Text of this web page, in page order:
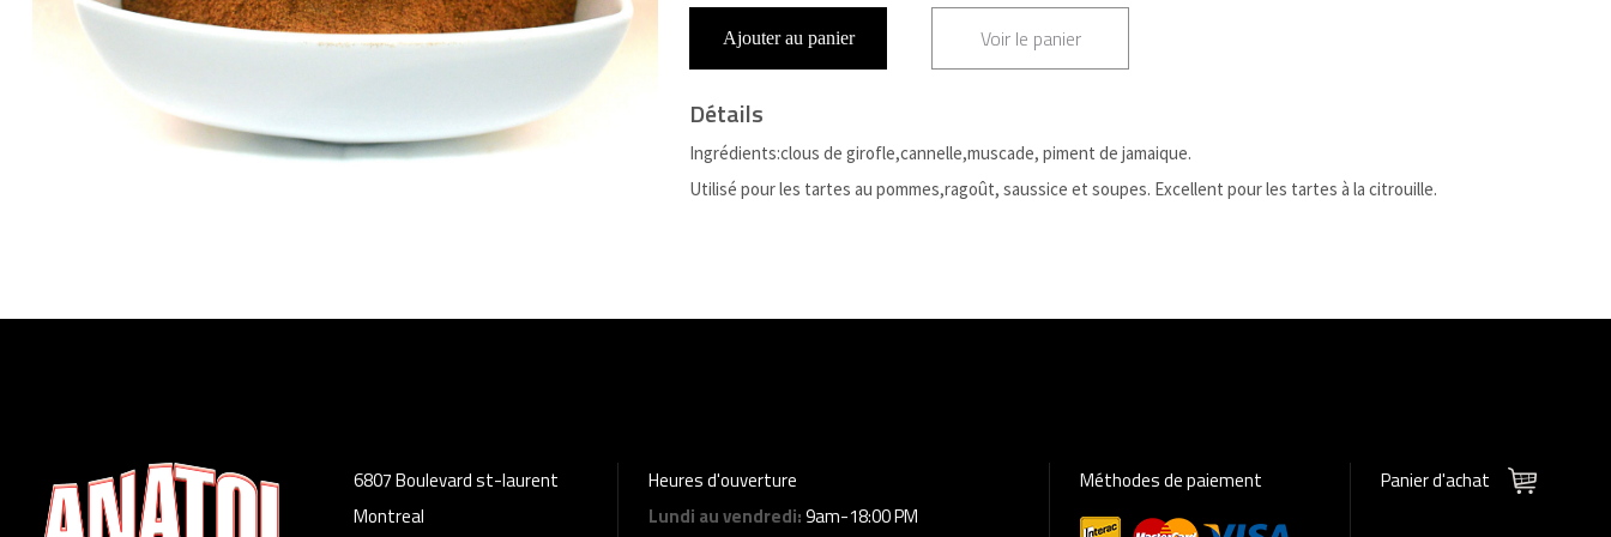
Ajouter au panier Voir le panier
Détails
Ingrédients:clous de girofle,cannelle,muscade, piment de jamaique.
Utilisé pour les tartes au pommes,ragoût, saussice et soupes. Excellent pour les tartes à la citrouille.
6807 Boulevard st-laurent
Montreal
Heures d'ouverture
Lundi au vendredi:9am-18:00 PM
Méthodes de paiement Panier d'achat